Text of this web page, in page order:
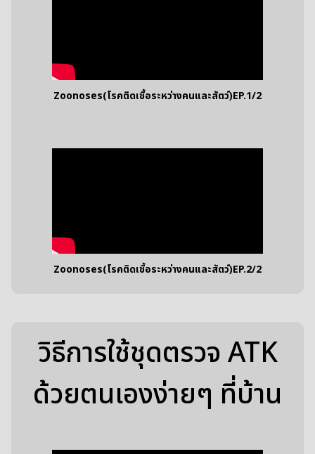
Zoonoses(โรคติดเชื้อระหว่างคนและสัตว์)EP.1/2
Zoonoses(โรคติดเชื้อระหว่างคนและสัตว์)EP.2/2
วิธีการใช้ชุดตรวจ ATK
ด้วยตนเองง่ายๆ ที่บ้าน